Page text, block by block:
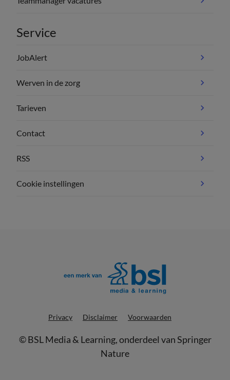
Service
JobAlert
Werven in de zorg
Tarieven
Contact
RSS
Cookie instellingen
Privacy Disclaimer Voorwaarden
©BSL Media & Learning, onderdeel vanSpringer
Nature